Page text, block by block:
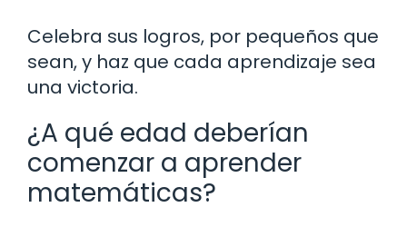
Celebra sus logros, por pequeños que
sean, y haz que cada aprendizaje sea
una victoria.
¿A qué edad deberían
comenzar a aprender
matemáticas?